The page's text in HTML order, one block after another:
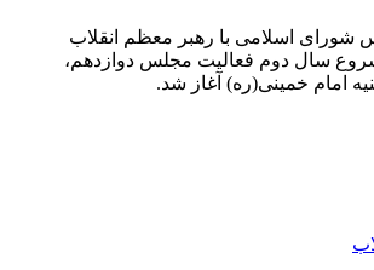
شورای اسلامی با رهبر معظم انقلاب
سال دوم فعالیت مجلس دوازدهم،
امام خمینی(ره) آغاز شد.